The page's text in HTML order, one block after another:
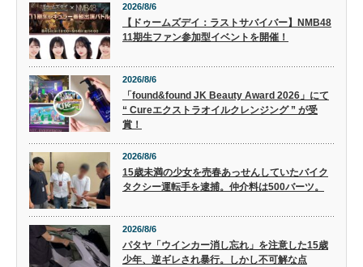
2026/8/6
【ドゥームズデイ：ラストサバイバー】NMB48
11期生ファン参加型イベントを開催！
2026/8/6
「found&found JK Beauty Award 2026」にて
“ Cureエクストラオイルクレンジング ” が受
賞！
2026/8/6
15歳未満の少女を売春あっせんしていたバイク
タクシー運転手を逮捕。仲介料は500バーツ。
2026/8/6
パタヤ「ウインカー消し忘れ」を注意した15歳
少年、逆ギレされ暴行。しかし不可解な点